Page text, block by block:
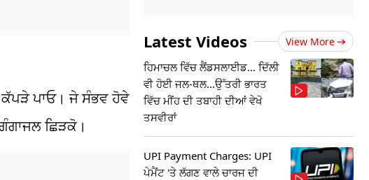
ਕੱਪੜੇ ਪਾਓ। ਜੇ ਸੰਭਵ ਹੋਵੇ
ਛਿੜਕੋ।
Latest Videos View More
ਹਿਮਾਚਲ ਵਿੱਚ ਲੈਂਡਸਲਾਈਡ... ਦਿੱਲੀ
ਵੀ ਹੋਈ ਜਲ-ਥਲ...ਉੱਤਰੀ ਭਾਰਤ
ਵਿੱਚ ਮੀਂਹ ਦੀ ਤਬਾਹੀ ਦੀਆਂ ਵੇਖੋ
ਤਸਵੀਰਾਂ
UPI Payment Charges: UPI
ਪੇਮੈਂਟ 'ਤੇ ਲੱਗਣ ਵਾਲੇ ਚਾਰਜ ਦੀ